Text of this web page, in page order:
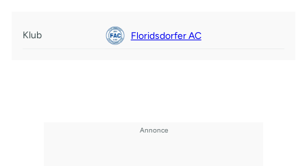
Klub Floridsdorfer AC